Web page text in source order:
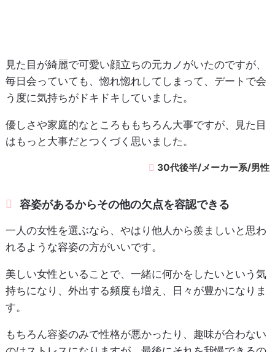
見た目が綺麗で可愛い顔立ちの元カノがいたのですが、
毎日会っていても、惚れ惚れしてしまって、デートで会
う度に気持ちがドキドキしていました。
優しさや家庭的なところももちろん大事ですが、見た目
はもっと大事だとつくづく思いました。
30代後半/メーカー系/男性
容姿があるからその他の欠点を容認できる
一人の女性を選ぶなら、やはり他人から羨ましいと思わ
れるような容姿の方がいいです。
美しい女性といることで、一緒に何かをしたいという気
持ちになり、外出する頻度も増え、日々が豊かになりま
す。
もちろん容姿のみで性格が悪かったり、趣味が合わない